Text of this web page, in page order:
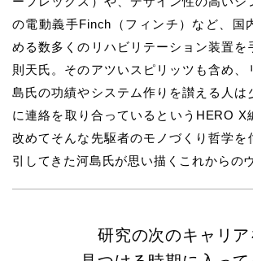
の電動義手Finch（フィンチ）など、国
める数多くのリハビリテーション装置を
則天氏。そのアツいスピリッツも含め、
島氏の功績やシステム作りを讃える人は
に連絡を取り合っているというHERO X
改めてそんな先駆者のモノづくり哲学を
引してきた河島氏が思い描くこれからの
研究の次のキャリア